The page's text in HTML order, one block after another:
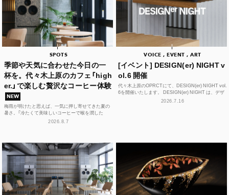
SPOTS
季節や天気に合わせた今日の一
杯を。代々木上原のカフェ「high
er.」で楽しむ贅沢なコーヒー体験
NEW
梅雨が明けたと思えば、一気に押し寄せてきた夏の
暑さ。「冷たくて美味しいコーヒーで喉を潤した
い！」そんな思いを叶えてくれるカフェが、この夏、
2026.8.7
VOICE , EVENT , ART
[イベント] DESIGN(er) NIGHT v
ol.6 開催
代々木上原のOPRCTにて、DESIGN(er) NIGHT vol.
6を開催いたします。 DESIGN(er) NIGHT は、デザ
イナー、デザインに...2026.7.16